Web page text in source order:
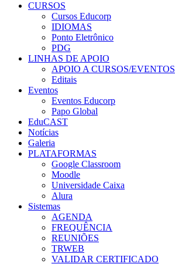
CURSOS
Cursos Educorp
IDIOMAS
Ponto Eletrônico
PDG
LINHAS DE APOIO
APOIO A CURSOS/EVENTOS
Editais
Eventos
Eventos Educorp
Papo Global
EduCAST
Notícias
Galeria
PLATAFORMAS
Google Classroom
Moodle
Universidade Caixa
Alura
Sistemas
AGENDA
FREQUÊNCIA
REUNIÕES
TRWEB
VALIDAR CERTIFICADO